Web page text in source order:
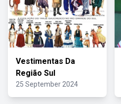
Vestimentas Da
Região Sul
25 September 2024